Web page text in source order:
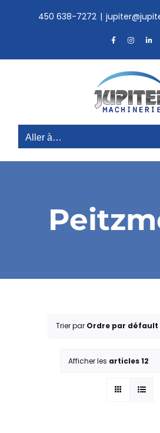
450 638-7272 |
FacebookInstagram
Aller à…
Trier par Ordre par défault
Afficher les articles 12